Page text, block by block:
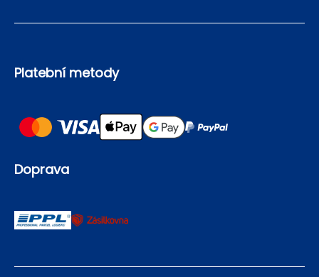
Platební metody
Doprava